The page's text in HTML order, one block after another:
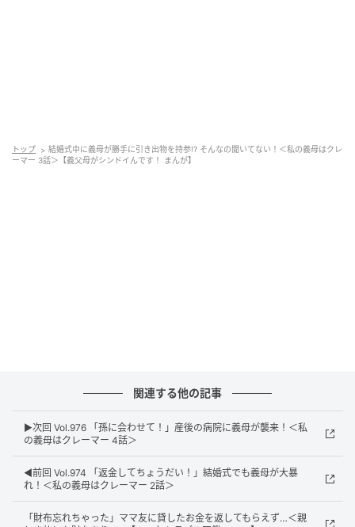
トップ
結婚式中に義母が勝手に引き出物を持参!? そんなの聞いてない！＜私の義母はクレ
ーマー 3話＞【義父母がシンドイんです！ まんが】
関連する他の記事
▶︎次回 Vol.976 「孫に会わせて！」産後の病院に義母が襲来！＜私
の義母はクレーマー 4話＞
◀︎前回 Vol.974 「返金してちょうだい！」結婚式でも義母が大暴
れ！＜私の義母はクレーマー 2話＞
「財布忘れちゃった」ママ友に貸したお金を返してもらえず…＜親